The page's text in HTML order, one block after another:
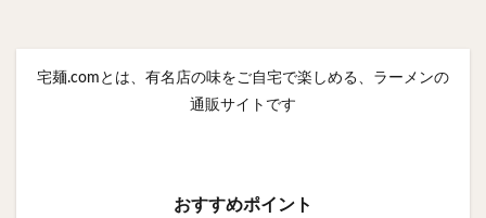
宅麺.comとは、有名店の味をご自宅で楽しめる、ラーメンの
通販サイトです
おすすめポイント